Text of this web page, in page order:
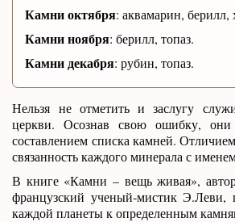
Камни октября: аквамарин, берилл,
Камни ноября: берилл, топаз.
Камни декабря: рубин, топаз.
Нельзя не отметить и заслугу
церкви. Осознав свою ошибку, они
составлением списка камней. Отличием
связанность каждого минерала с
В книге «Камни – вещь живая»,
французский ученый-мистик Э.Леви,
каждой планеты к определенным